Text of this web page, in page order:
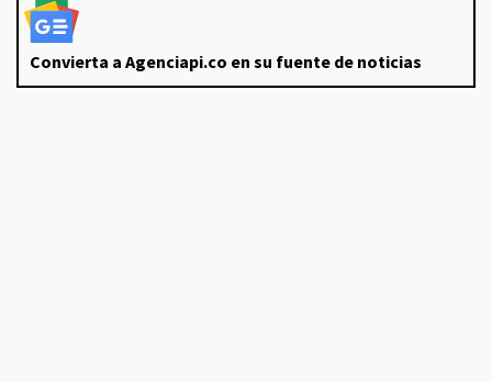
Convierta a Agenciapi.co en su fuente de noticias